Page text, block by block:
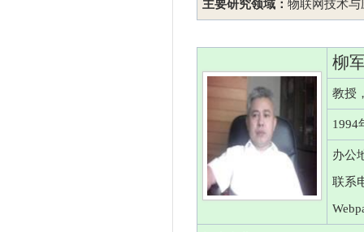
主要研究领域： 物联网技术
柳
教授
1994
办公
联系